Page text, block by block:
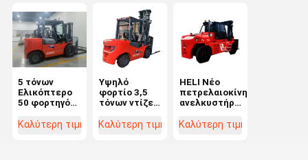
5 τόνων
Ελικόπτερο
50 φορτηγό
ανυψωτική
Καλύτερη τιμή
Υψηλό
φορτίο 3,5
τόνων ντίζελ
3 μέτρα ύψος
Καλύτερη τιμή
HELI Νέο
πετρελαιοκίνητο
ανελκυστήρα
ύψος
Καλύτερη τιμή